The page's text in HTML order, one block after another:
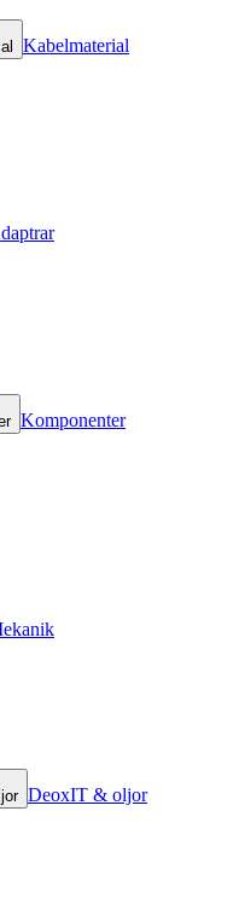
Kabelmaterial
Komponenter
DeoxIT & oljor